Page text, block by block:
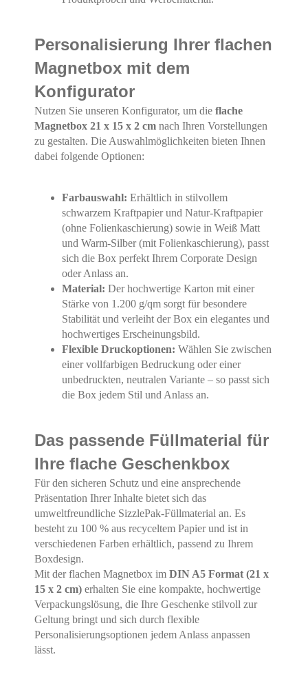
Personalisierung Ihrer flachen
Magnetbox mit dem
Konfigurator
Nutzen Sie unseren Konfigurator, um die flache
Magnetbox 21 x 15 x 2 cm nach Ihren Vorstellungen
zu gestalten. Die Auswahlmöglichkeiten bieten Ihnen
dabei folgende Optionen:
Farbauswahl: Erhältlich in stilvollem
schwarzem Kraftpapier und Natur-Kraftpapier
(ohne Folienkaschierung) sowie in Weiß Matt
und Warm-Silber (mit Folienkaschierung), passt
sich die Box perfekt Ihrem Corporate Design
oder Anlass an.
Material: Der hochwertige Karton mit einer
Stärke von 1.200 g/qm sorgt für besondere
Stabilität und verleiht der Box ein elegantes und
hochwertiges Erscheinungsbild.
Flexible Druckoptionen: Wählen Sie zwischen
einer vollfarbigen Bedruckung oder einer
unbedruckten, neutralen Variante – so passt sich
die Box jedem Stil und Anlass an.
Das passende Füllmaterial für
Ihre flache Geschenkbox
Für den sicheren Schutz und eine ansprechende
Präsentation Ihrer Inhalte bietet sich das
umweltfreundliche SizzlePak-Füllmaterial an. Es
besteht zu 100 % aus recyceltem Papier und ist in
verschiedenen Farben erhältlich, passend zu Ihrem
Boxdesign.
Mit der flachen Magnetbox im DIN A5 Format (21 x
15 x 2 cm) erhalten Sie eine kompakte, hochwertige
Verpackungslösung, die Ihre Geschenke stilvoll zur
Geltung bringt und sich durch flexible
Personalisierungsoptionen jedem Anlass anpassen
lässt.